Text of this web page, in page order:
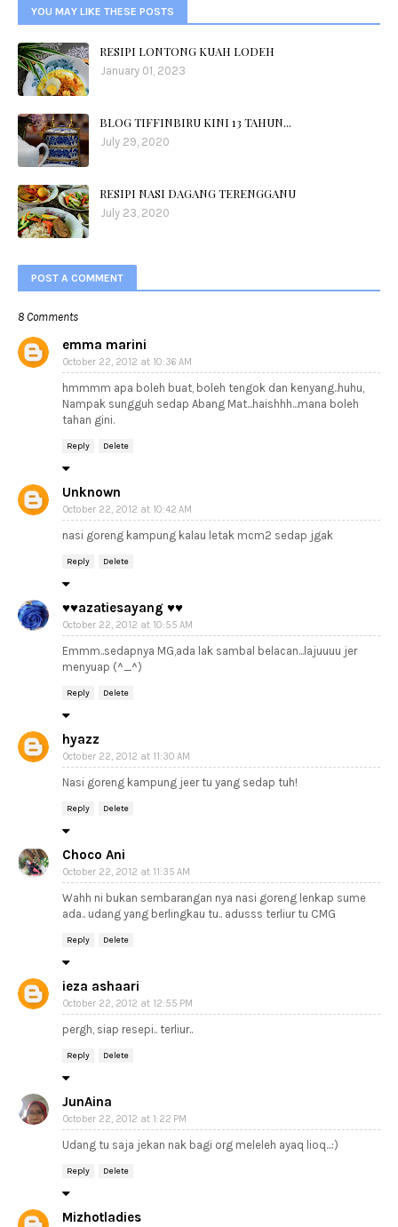
YOU MAY LIKE THESE POSTS
RESIPI LONTONG KUAH LODEH
January 01, 2023
BLOG TIFFINBIRU KINI 13 TAHUN...
July 29, 2020
RESIPI NASI DAGANG TERENGGANU
July 23, 2020
POST A COMMENT
8 Comments
emma marini
October 22, 2012 at 10:36 AM
hmmmm apa boleh buat, boleh tengok dan kenyang..huhu,
Nampak sungguh sedap Abang Mat...haishhh...mana boleh
tahan gini.
Reply Delete
Unknown
October 22, 2012 at 10:42 AM
nasi goreng kampung kalau letak mcm2 sedap jgak
Reply Delete
♥♥azatiesayang ♥♥
October 22, 2012 at 10:55 AM
Emmm..sedapnya MG,ada lak sambal belacan...lajuuuu jer
menyuap (^_^)
Reply Delete
hyazz
October 22, 2012 at 11:30 AM
Nasi goreng kampung jeer tu yang sedap tuh!
Reply Delete
Choco Ani
October 22, 2012 at 11:35 AM
Wahh ni bukan sembarangan nya nasi goreng lenkap sume
ada.. udang yang berlingkau tu.. adusss terliur tu CMG
Reply Delete
ieza ashaari
October 22, 2012 at 12:55 PM
pergh, siap resepi.. terliur..
Reply Delete
JunAina
October 22, 2012 at 1:22 PM
Udang tu saja jekan nak bagi org meleleh ayaq lioq...:)
Reply Delete
Mizhotladies